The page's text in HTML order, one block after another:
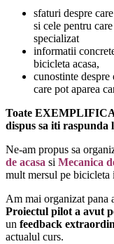
sfaturi despre
si cele pentru
specializat
informatii
bicicleta acasa,
cunostinte
care pot aparea
Toate
dispus sa iti raspunda
Ne-am propus sa
de acasa si Mecanica
mult mersul pe bicicleta
Am mai organizat pana
Proiectul pilot a avut
un feedback
actualul curs.